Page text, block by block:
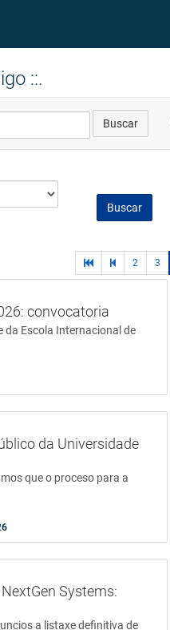
::.
Buscar
Buscar
primerapáginas
2 3
convocatoria
da Escola Internacional de
da Universidade
que o proceso para a
Systems:
a listaxe definitiva de